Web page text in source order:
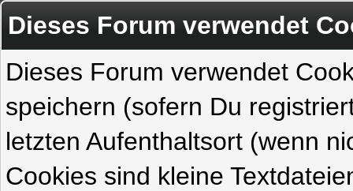
Dieses Forum verwendet
Dieses Forum verwendet
speichern (sofern Du
letzten Aufenthaltsort (wenn
Cookies sind kleine